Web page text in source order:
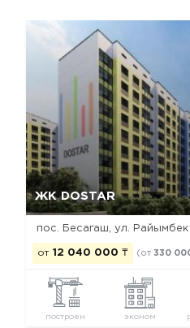
ЖК DOSTAR
от 12 040 000 ₸ (от 330
построен эконом
Да, удалить